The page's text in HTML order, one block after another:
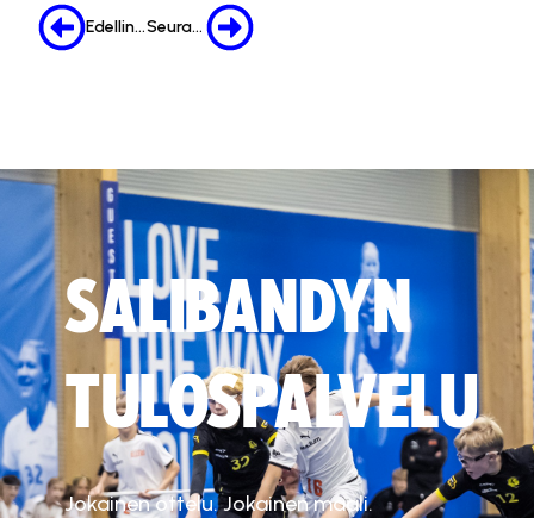
Edellinen Seuraava
SALIBANDYN
TULOSPALVELU
Jokainen ottelu. Jokainen maali.